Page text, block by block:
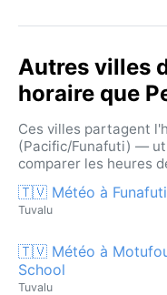
Autres villes
horaire que
Ces villes partagent
(Pacific/Funafuti) —
comparer les heures
🇹🇻 Météo à Funafuti
Tuvalu
🇹🇻 Météo à
School
Tuvalu